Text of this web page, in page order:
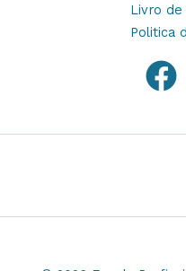
Livro de
Politica